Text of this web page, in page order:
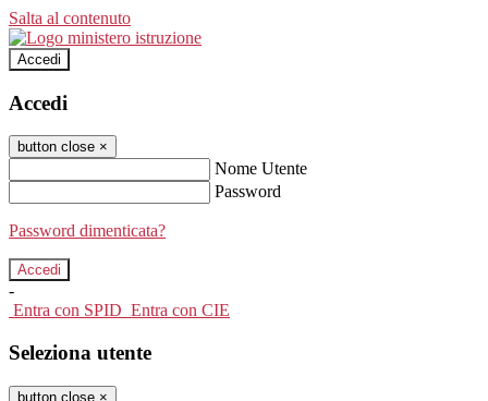
Salta al contenuto
Accedi
Accedi
button close ×
Nome Utente
Password
Password dimenticata?
-
Entra con SPID Entra con CIE
Seleziona utente
button close ×